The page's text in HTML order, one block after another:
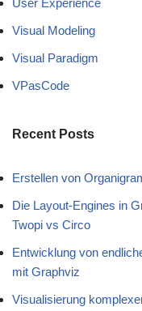
User Experience
Visual Modeling
Visual Paradigm
VPasCode
Recent Posts
Erstellen von
Die Layout-Engines in
Twopi vs Circo
Entwicklung von
mit Graphviz
Visualisierung